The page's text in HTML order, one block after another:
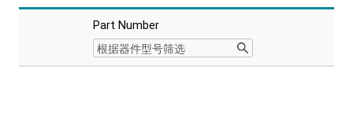
格栅齿轮传感器
信号调理芯片
H桥栅极驱动
三相半桥栅极驱动
Part Number